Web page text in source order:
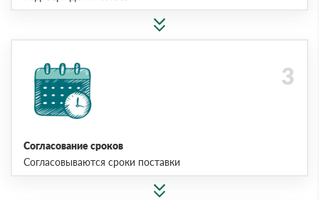
Согласование сроков
Согласовываются сроки поставки